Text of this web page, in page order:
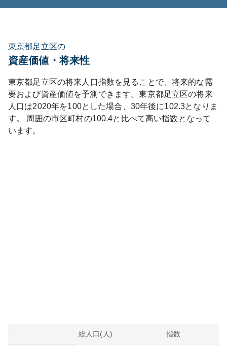
東京都足立区の
資産価値・将来性
東京都足立区の将来人口指数を見ることで、将来的な需
要および資産価値を予測できます。東京都足立区の将来
人口は2020年を100とした場合、30年後に102.3となりま
す。
周囲の市区町村の100.4と比べて高い指数となって
います。
総人口(人) 指数